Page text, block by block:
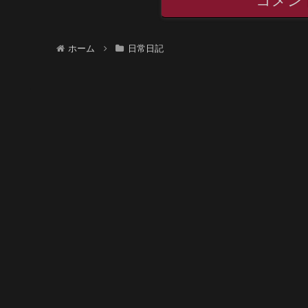
ホーム 日常日記